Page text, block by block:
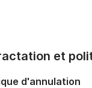
et
d'annulation